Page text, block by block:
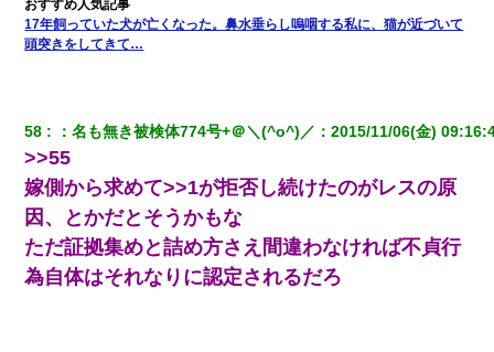
17年飼っていた犬が亡くなった。鼻水垂らし嗚咽する私に、猫が近づいて
頭突きをしてきて…
58 ：名も無き被検体774号+＠＼(^o^)／ ：2015/11/06(金)
>>55
嫁側から求めて>>1が拒否し続けたのがレスの原
因、とかだとそうかもな
ただ証拠集めと詰め方さえ間違わなければ不貞行
為自体はそれなりに認定されるだろ